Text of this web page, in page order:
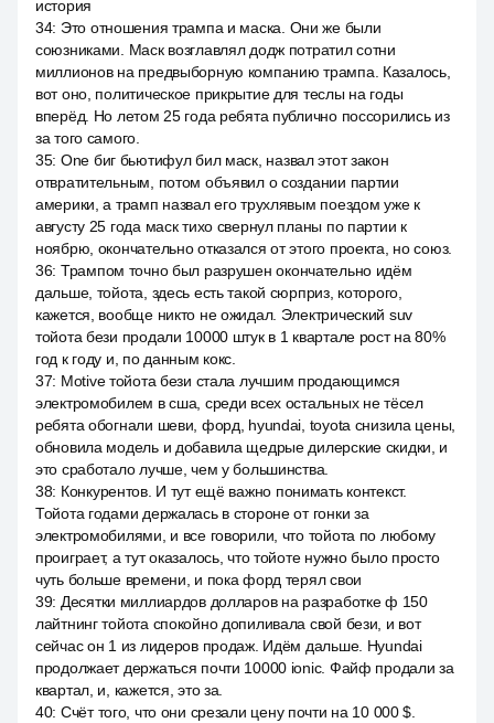
история
34: Это отношения трампа и маска. Они же были
союзниками. Маск возглавлял додж потратил сотни
миллионов на предвыборную компанию трампа. Казалось,
вот оно, политическое прикрытие для теслы на годы
вперёд. Но летом 25 года ребята публично поссорились из
за того самого.
35: One биг бьютифул бил маск, назвал этот закон
отвратительным, потом объявил о создании партии
америки, а трамп назвал его трухлявым поездом уже к
августу 25 года маск тихо свернул планы по партии к
ноябрю, окончательно отказался от этого проекта, но союз.
36: Трампом точно был разрушен окончательно идём
дальше, тойота, здесь есть такой сюрприз, которого,
кажется, вообще никто не ожидал. Электрический suv
тойота бези продали 10000 штук в 1 квартале рост на 80%
год к году и, по данным кокс.
37: Motive тойота бези стала лучшим продающимся
электромобилем в сша, среди всех остальных не тёсел
ребята обогнали шеви, форд, hyundai, toyota снизила цены,
обновила модель и добавила щедрые дилерские скидки, и
это сработало лучше, чем у большинства.
38: Конкурентов. И тут ещё важно понимать контекст.
Тойота годами держалась в стороне от гонки за
электромобилями, и все говорили, что тойота по любому
проиграет, а тут оказалось, что тойоте нужно было просто
чуть больше времени, и пока форд терял свои
39: Десятки миллиардов долларов на разработке ф 150
лайтнинг тойота спокойно допиливала свой бези, и вот
сейчас он 1 из лидеров продаж. Идём дальше. Hyundai
продолжает держаться почти 10000 ionic. Файф продали за
квартал, и, кажется, это за.
40: Счёт того, что они срезали цену почти на 10 000 $.